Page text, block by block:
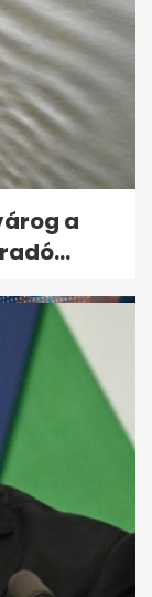
állatot
nő a